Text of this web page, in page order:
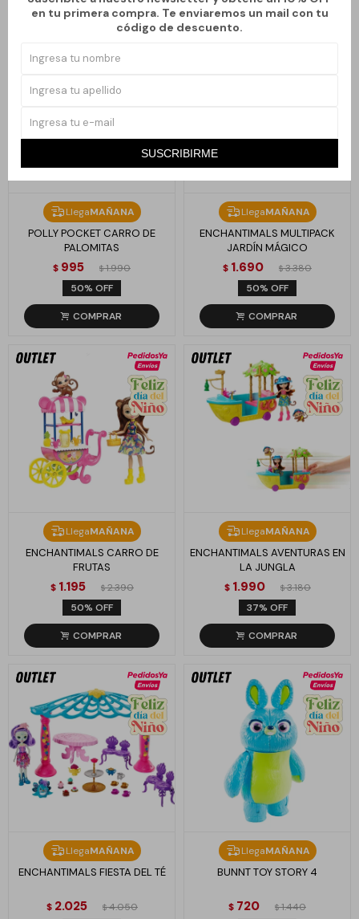
en tu primera compra. Te enviaremos un mail con tu
código de descuento.
SUSCRIBIRME
LlegaMAÑANA
POLLY POCKET CARRO DE
PALOMITAS
$ 995 $ 1.990
50
LlegaMAÑANA
ENCHANTIMALS MULTIPACK
JARDÍN MÁGICO
$ 1.690 $ 3.380
50
LlegaMAÑANA
ENCHANTIMALS CARRO DE
FRUTAS
$ 1.195 $ 2.390
50
LlegaMAÑANA
ENCHANTIMALS AVENTURAS EN
LA JUNGLA
$ 1.990 $ 3.180
37
LlegaMAÑANA
ENCHANTIMALS FIESTA DEL TÉ
$ 2.025 $ 4.050
LlegaMAÑANA
BUNNT TOY STORY 4
$ 720 $ 1.440